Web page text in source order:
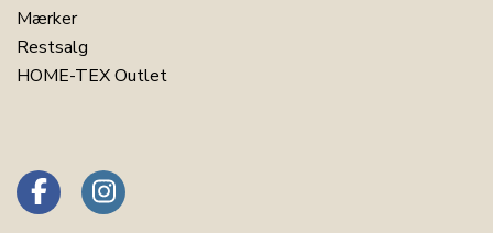
Mærker
Restsalg
HOME-TEX Outlet